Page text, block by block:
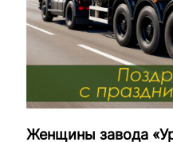
Женщины завода